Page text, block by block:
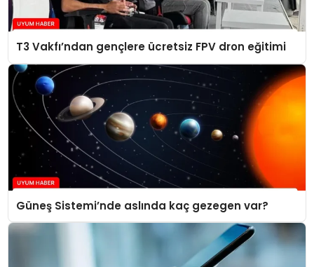
T3 Vakfı’ndan gençlere ücretsiz FPV dron eğitimi
Güneş Sistemi’nde aslında kaç gezegen var?